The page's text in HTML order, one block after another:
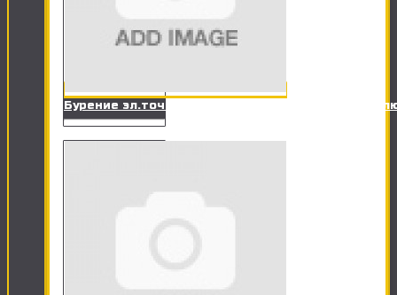
Бурение эл.точки в ж/б стене под розетку,